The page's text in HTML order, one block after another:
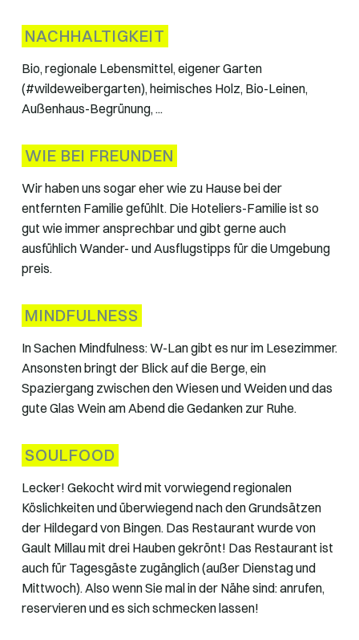
NACHHALTIGKEIT
Bio, regionale Lebensmittel, eigener Garten
(#wildeweibergarten), heimisches Holz, Bio-Leinen,
Außenhaus-Begrünung, ...
WIE BEI FREUNDEN
Wir haben uns sogar eher wie zu Hause bei der
entfernten Familie gefühlt. Die Hoteliers-Familie ist so
gut wie immer ansprechbar und gibt gerne auch
ausfühlich Wander- und Ausflugstipps für die Umgebung
preis.
MINDFULNESS
In Sachen Mindfulness: W-Lan gibt es nur im Lesezimmer.
Ansonsten bringt der Blick auf die Berge, ein
Spaziergang zwischen den Wiesen und Weiden und das
gute Glas Wein am Abend die Gedanken zur Ruhe.
SOULFOOD
Lecker! Gekocht wird mit vorwiegend regionalen
Köslichkeiten und überwiegend nach den Grundsätzen
der Hildegard von Bingen. Das Restaurant wurde von
Gault Millau mit drei Hauben gekrönt! Das Restaurant ist
auch für Tagesgäste zugänglich (außer Dienstag und
Mittwoch). Also wenn Sie mal in der Nähe sind: anrufen,
reservieren und es sich schmecken lassen!